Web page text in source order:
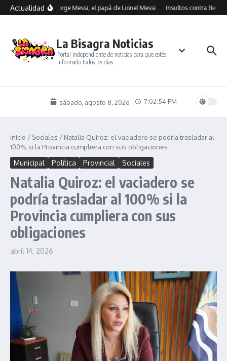
Saltar al contenido
ActualidadMurió Jorge Messi, el papá de Lionel Messi Insultos contra
La Bisagra Noticias
Portal independiente de noticias para que estés
informado todos los días.
sábado, agosto 8, 2026 7:02:55 PM
Inicio / Sociales / Natalia Quiroz: el vaciadero se podría trasladar al
100% si la Provincia cumpliera con sus obligaciones
Municipal Política Provincial Sociales
Natalia Quiroz: el vaciadero se
podría trasladar al 100% si la
Provincia cumpliera con sus
obligaciones
abril 14, 2026